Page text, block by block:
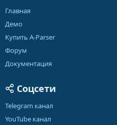
Главная
Демо
Купить A-Parser
Форум
Документация
Соцсети
Telegram канал
YouTube канал